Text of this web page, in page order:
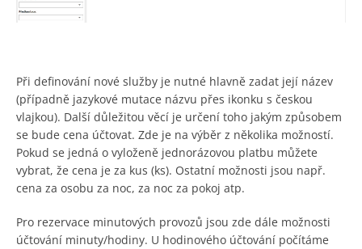
Při definování nové služby je nutné hlavně zadat její název
(případně jazykové mutace názvu přes ikonku s českou
vlajkou). Další důležitou věcí je určení toho jakým způsobem
se bude cena účtovat. Zde je na výběr z několika možností.
Pokud se jedná o vyloženě jednorázovou platbu můžete
vybrat, že cena je za kus (ks). Ostatní možnosti jsou např.
cena za osobu za noc, za noc za pokoj atp.
Pro rezervace minutových provozů jsou zde dále možnosti
účtování minuty/hodiny. U hodinového účtování počítáme